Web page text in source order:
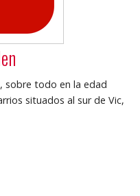
sobre todo en la edad
situados al sur de Vic,